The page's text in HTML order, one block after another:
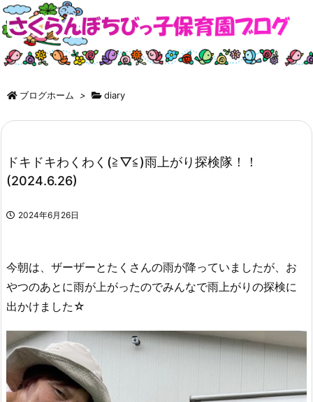
ブログホーム > diary
ドキドキわくわく(≧▽≦)雨上がり探検隊！！
(2024.6.26)
2024年6月26日
今朝は、ザーザーとたくさんの雨が降っていましたが、お
やつのあとに雨が上がったのでみんなで雨上がりの探検に
出かけました☆